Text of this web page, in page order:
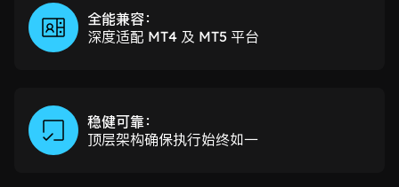
全能兼容：
深度适配 MT4 及 MT5 平台
稳健可靠：
顶层架构确保执行始终如一